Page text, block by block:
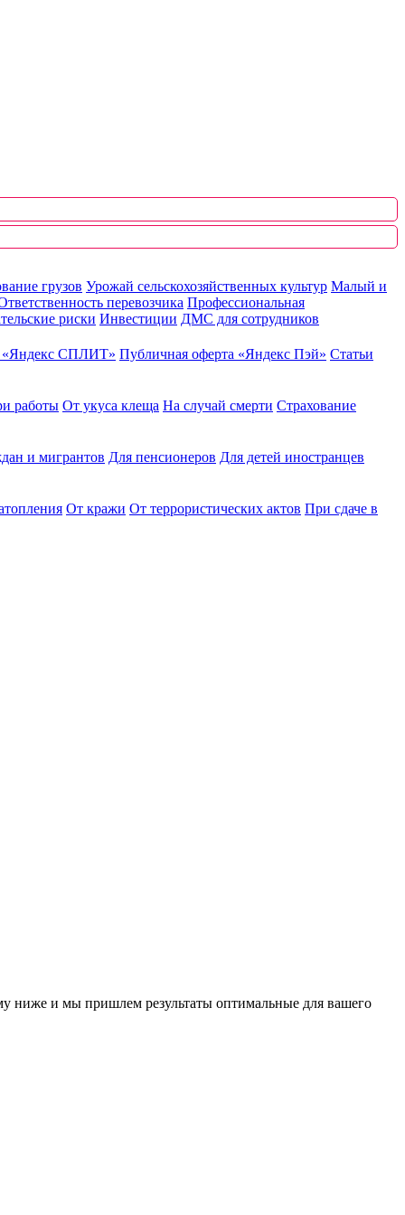
грузов Урожай сельскохозяйственных культур Малый и
перевозчика Профессиональная
риски Инвестиции ДМС для сотрудников
«Яндекс СПЛИТ» Публичная оферта «Яндекс Пэй» Статьи
работы От укуса клеща На случай смерти Страхование
и мигрантов Для пенсионеров Для детей иностранцев
От кражи От террористических актов При сдаче в
ниже и мы пришлем результаты оптимальные для вашего